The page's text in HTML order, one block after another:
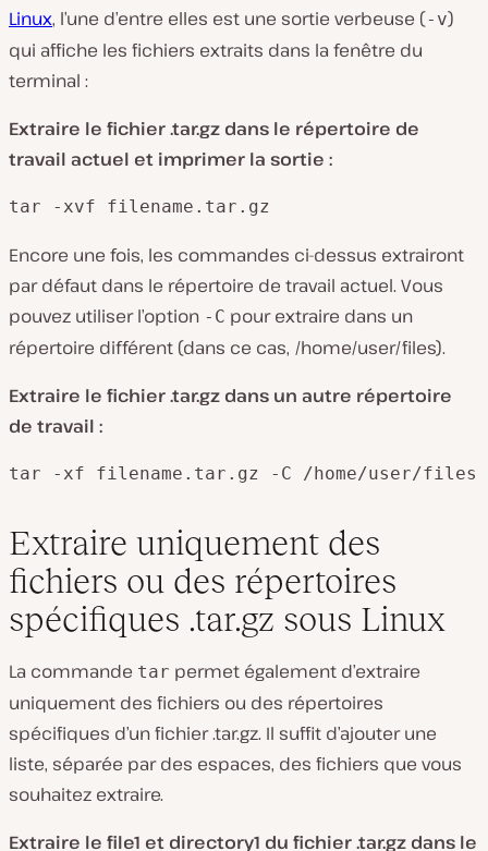
Linux, l’une d’entre elles est une sortie verbeuse (-v)
qui affiche les fichiers extraits dans la fenêtre du
terminal :
Extraire le fichier .tar.gz dans le répertoire de
travail actuel et imprimer la sortie :
tar -xvf filename.tar.gz
Encore une fois, les commandes ci-dessus extrairont
par défaut dans le répertoire de travail actuel. Vous
pouvez utiliser l’option -C pour extraire dans un
répertoire différent (dans ce cas, /home/user/files).
Extraire le fichier .tar.gz dans un autre répertoire
de travail :
tar -xf filename.tar.gz -C /home/user/files
Extraire uniquement des
fichiers ou des répertoires
spécifiques .tar.gz sous Linux
La commande tar permet également d’extraire
uniquement des fichiers ou des répertoires
spécifiques d’un fichier .tar.gz. Il suffit d’ajouter une
liste, séparée par des espaces, des fichiers que vous
souhaitez extraire.
Extraire le file1 et directory1 du fichier .tar.gz dans le